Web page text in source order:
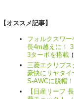
【オススメ記事】
フォルクスワ
長4m越えに！
3ターボを搭載
三菱エクリプス
豪快にリヤタイ
S-AWCに脱帽！
【日産リーフ